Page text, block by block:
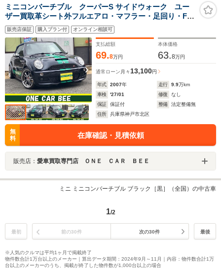
ミニコンバーチブル クーパーS サイドウォーク ユー
ザー買取革シート外フルエアロ・マフラー・足回り・Fブ
レーキ―ローター・外17インチAW ドライブレコーダー
前後 ナビ ETC ブルートゥース機能 外ドアミラー
ウインカーHIDライトフォグバックカメラ
販売店保証 購入プラン付 オンライン相談可
支払総額
69.8万円
本体価格
63.8万円
通常ローン 月々13,100円
年式 2007年 走行 9.9万km
車検
'27/01 修復
なし
保証
保証付 整備
法定整備無
住所
兵庫県神戸市北区
無
料
在庫確認・見積依頼
販売店： 愛車買取専門店 ＯＮＥ ＣＡＲ ＢＥＥ
ミニ ミニコンバーチブル ブラック［黒］（全国）の中古車
1/2
最初 前の30件 次の30件 最後
※人気のクルマは平均1ヶ月で掲載終了
物件数合計1万台以上のメーカー｜算出データ期間：2024年9月～11月｜内容：物件数合計1万
台以上のメーカーのうち、掲載が終了した物件数が1,000台以上の場合